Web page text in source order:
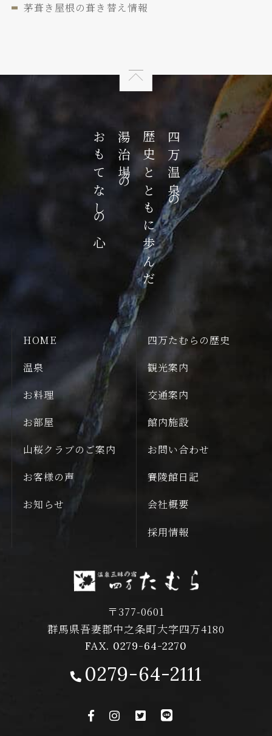
茅葺き屋根の葺き替え情報
四万温泉の
歴史とともに歩んだ
湯治場の
おもてなしの心
HOME
温泉
お料理
お部屋
四万たむらの歴史
観光案内
交通案内
館内施設
山桜クラブのご案内
お客様の声
お知らせ
お問い合わせ
賽陵館日記
会社概要
採用情報
〒377-0601
群馬県吾妻郡中之条町大字四万4180
FAX. 0279-64-2270
0279-64-2111